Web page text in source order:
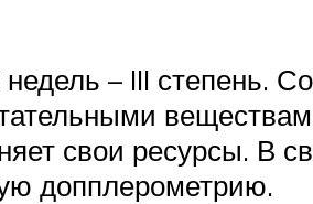
– III степень.
свои ресурсы. В
допплерометрию.